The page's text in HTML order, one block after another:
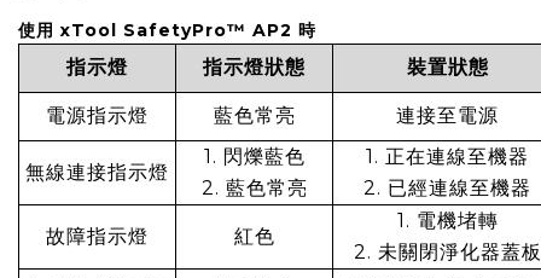
使用 xTool SafetyPro™ AP2 時
指示燈 指示燈狀態 裝置狀態
電源指示燈 藍色常亮 連接至電源
無線連接指示燈
1. 閃爍藍色
2. 藍色常亮
1. 正在連線至機器
2. 已經連線至機器
故障指示燈 紅色
1. 電機堵轉
2. 未關閉淨化器蓋板